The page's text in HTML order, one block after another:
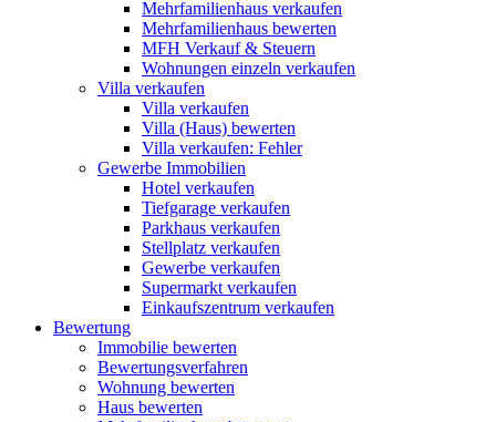
Mehrfamilienhaus verkaufen
Mehrfamilienhaus bewerten
MFH Verkauf & Steuern
Wohnungen einzeln verkaufen
Villa verkaufen
Villa verkaufen
Villa (Haus) bewerten
Villa verkaufen: Fehler
Gewerbe Immobilien
Hotel verkaufen
Tiefgarage verkaufen
Parkhaus verkaufen
Stellplatz verkaufen
Gewerbe verkaufen
Supermarkt verkaufen
Einkaufszentrum verkaufen
Bewertung
Immobilie bewerten
Bewertungsverfahren
Wohnung bewerten
Haus bewerten